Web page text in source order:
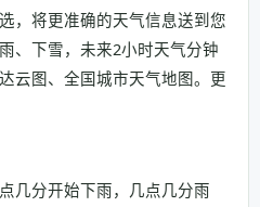
，将更准确的天气信息送到您
、下雪，未来2小时天气分钟
云图、全国城市天气地图。更
几分开始下雨，几点几分雨